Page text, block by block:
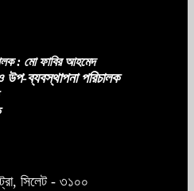
: মো ফাবির আহমেদ
ব্যবস্থাপনা পরিচালক
সিলেট - ৩১০০